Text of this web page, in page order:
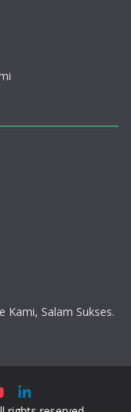
Kami, Salam Sukses.